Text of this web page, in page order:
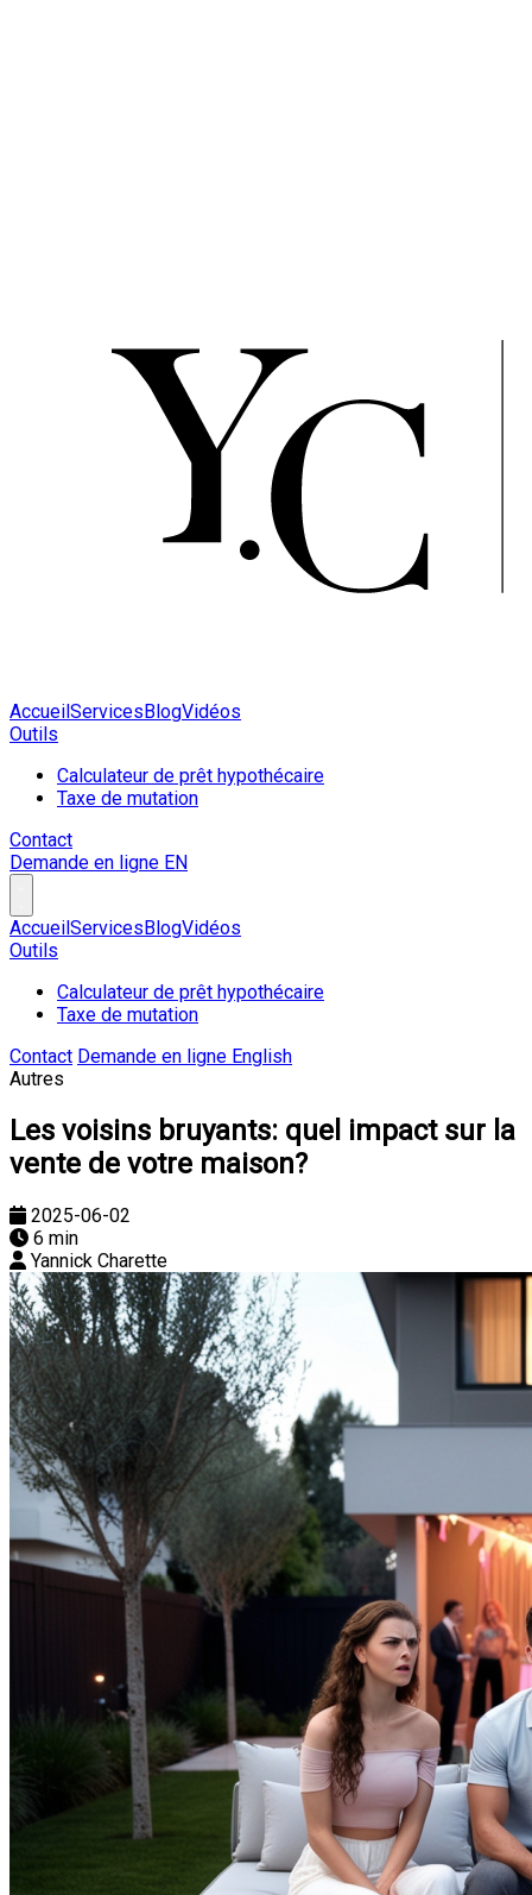
AccueilServicesBlogVidéos
Outils
Calculateur de prêt hypothécaire
Taxe de mutation
Contact
Demande en ligne EN
AccueilServicesBlogVidéos
Outils
Calculateur de prêt hypothécaire
Taxe de mutation
Contact Demande en ligne English
Autres
Les voisins bruyants: quel impact sur la
vente de votre maison?
2025-06-02
6 min
Yannick Charette